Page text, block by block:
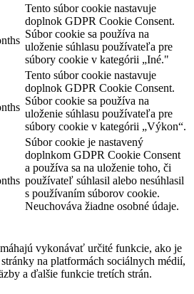
Tento súbor cookie nastavuje
doplnok GDPR Cookie Consent.
Súbor cookie sa používa na
uloženie súhlasu používateľa pre
súbory cookie v kategórii „Iné."
Tento súbor cookie nastavuje
doplnok GDPR Cookie Consent.
Súbor cookie sa používa na
uloženie súhlasu používateľa pre
súbory cookie v kategórii „Výkon“.
Súbor cookie je nastavený
doplnkom GDPR Cookie Consent
a používa sa na uloženie toho, či
používateľ súhlasil alebo nesúhlasil
s používaním súborov cookie.
Neuchováva žiadne osobné údaje.
vykonávať určité funkcie, ako je
na platformách sociálnych médií,
a ďalšie funkcie tretích strán.